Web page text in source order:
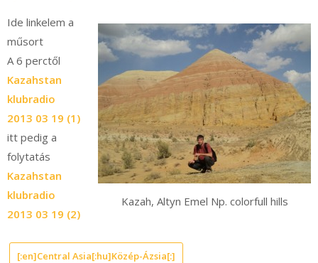
Kazah, Altyn Emel Np. colorfull hills
Ide linkelem a
műsort
A 6 perctől
Kazahstan
klubradio
2013 03 19 (1)
itt pedig a
folytatás
Kazahstan
klubradio
2013 03 19 (2)
[:en]Central Asia[:hu]Közép-Ázsia[:]